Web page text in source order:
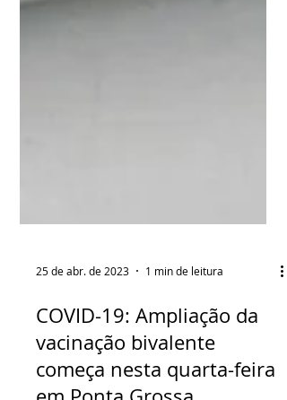
25 de abr. de 2023 1 min de leitura